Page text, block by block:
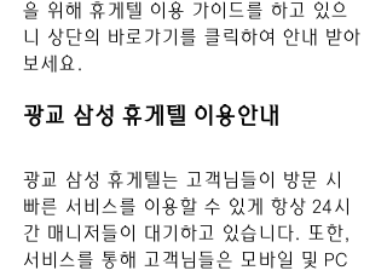
을 위해 휴게텔 이용 가이드를 하고 있으
니 상단의 바로가기를 클릭하여 안내 받아
보세요.
광교 삼성 휴게텔 이용안내
광교 삼성 휴게텔는 고객님들이 방문 시
빠른 서비스를 이용할 수 있게 항상 24시
간 매니저들이 대기하고 있습니다. 또한,
서비스를 통해 고객님들은 모바일 및 PC